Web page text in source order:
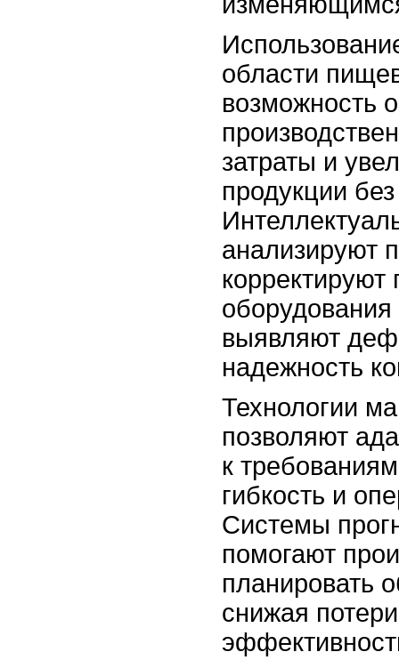
области
возможность
затраты и
продукции
анализируют
оборудования
выявляют
надежность
Технологии
позволяют
к
гибкость и
Системы
помогают
планировать
снижая